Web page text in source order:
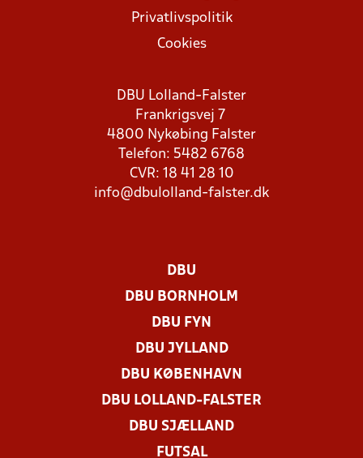
Privatlivspolitik
Cookies
DBU Lolland-Falster
Frankrigsvej 7
4800 Nykøbing Falster
Telefon: 5482 6768
CVR: 18 41 28 10
info@dbulolland-falster.dk
DBU
DBU BORNHOLM
DBU FYN
DBU JYLLAND
DBU KØBENHAVN
DBU LOLLAND-FALSTER
DBU SJÆLLAND
FUTSAL